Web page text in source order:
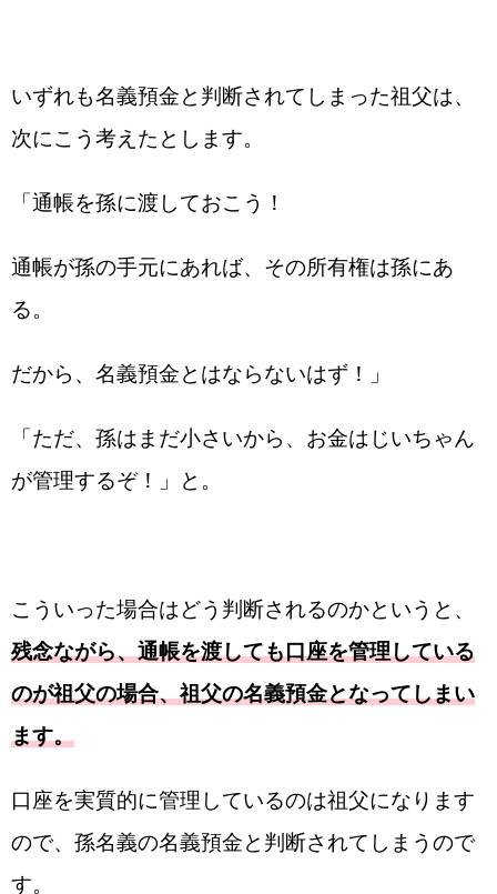
いずれも名義預金と判断されてしまった祖父は、
次にこう考えたとします。
「通帳を孫に渡しておこう！
通帳が孫の手元にあれば、その所有権は孫にあ
る。
だから、名義預金とはならないはず！」
「ただ、孫はまだ小さいから、お金はじいちゃん
が管理するぞ！」と。
こういった場合はどう判断されるのかというと、
残念ながら、通帳を渡しても口座を管理している
のが祖父の場合、祖父の名義預金となってしまい
ます。
口座を実質的に管理しているのは祖父になります
ので、孫名義の名義預金と判断されてしまうので
す。